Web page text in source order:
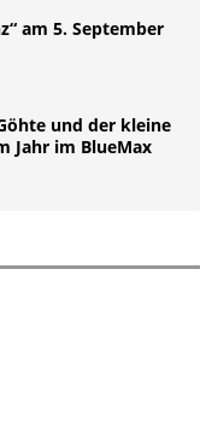
am 5. September
und der kleine
Jahr im BlueMax